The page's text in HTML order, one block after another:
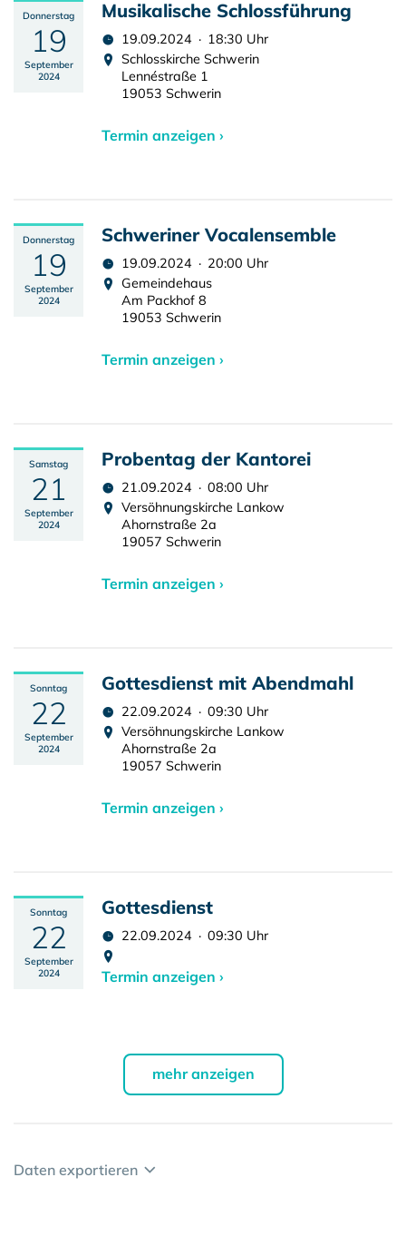
Donnerstag
19
September
2024
Musikalische Schlossführung
19.09.2024 · 18:30 Uhr
Schlosskirche Schwerin
Lennéstraße 1
19053 Schwerin
Termin anzeigen ›
Donnerstag
19
September
2024
Schweriner Vocalensemble
19.09.2024 · 20:00 Uhr
Gemeindehaus
Am Packhof 8
19053 Schwerin
Termin anzeigen ›
Samstag
21
September
2024
Probentag der Kantorei
21.09.2024 · 08:00 Uhr
Versöhnungskirche Lankow
Ahornstraße 2a
19057 Schwerin
Termin anzeigen ›
Sonntag
22
September
2024
Gottesdienst mit Abendmahl
22.09.2024 · 09:30 Uhr
Versöhnungskirche Lankow
Ahornstraße 2a
19057 Schwerin
Termin anzeigen ›
Sonntag
22
September
2024
Gottesdienst
22.09.2024 · 09:30 Uhr
Termin anzeigen ›
mehr anzeigen
Daten exportieren